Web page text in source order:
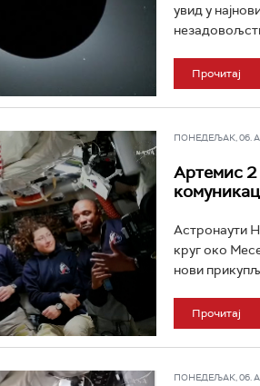
увид у
Прочитај
ПОНЕДЕЉАК, 06.
Артемис 2
Астронаути
круг око
нови
Прочитај
ПОНЕДЕЉАК, 06.